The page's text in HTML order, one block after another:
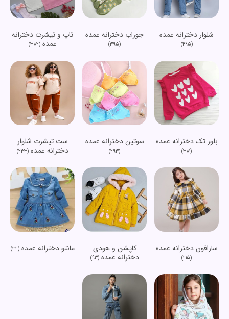
شلوار دخترانه عمده
(495)
جوراب دخترانه عمده
(395)
تاپ و تیشرت دخترانه
عمده(382)
بلوز تک دخترانه عمده
(381)
سوتین دخترانه عمده
(293)
ست تیشرت شلوار
دخترانه عمده(233)
سارافون دخترانه عمده
(215)
کاپشن و هودی
دخترانه عمده(93)
مانتو دخترانه عمده(32)